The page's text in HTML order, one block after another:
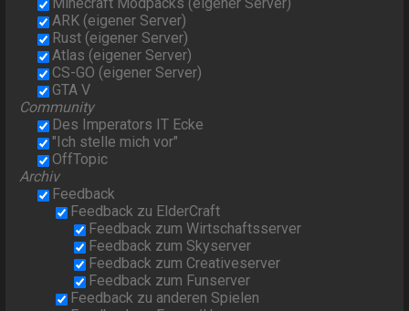
Minecraft Modpacks (eigener Server)
ARK (eigener Server)
Rust (eigener Server)
Atlas (eigener Server)
CS-GO (eigener Server)
GTA V
Community
Des Imperators IT Ecke
"Ich stelle mich vor"
OffTopic
Archiv
Feedback
Feedback zu ElderCraft
Feedback zum Wirtschaftsserver
Feedback zum Skyserver
Feedback zum Creativeserver
Feedback zum Funserver
Feedback zu anderen Spielen